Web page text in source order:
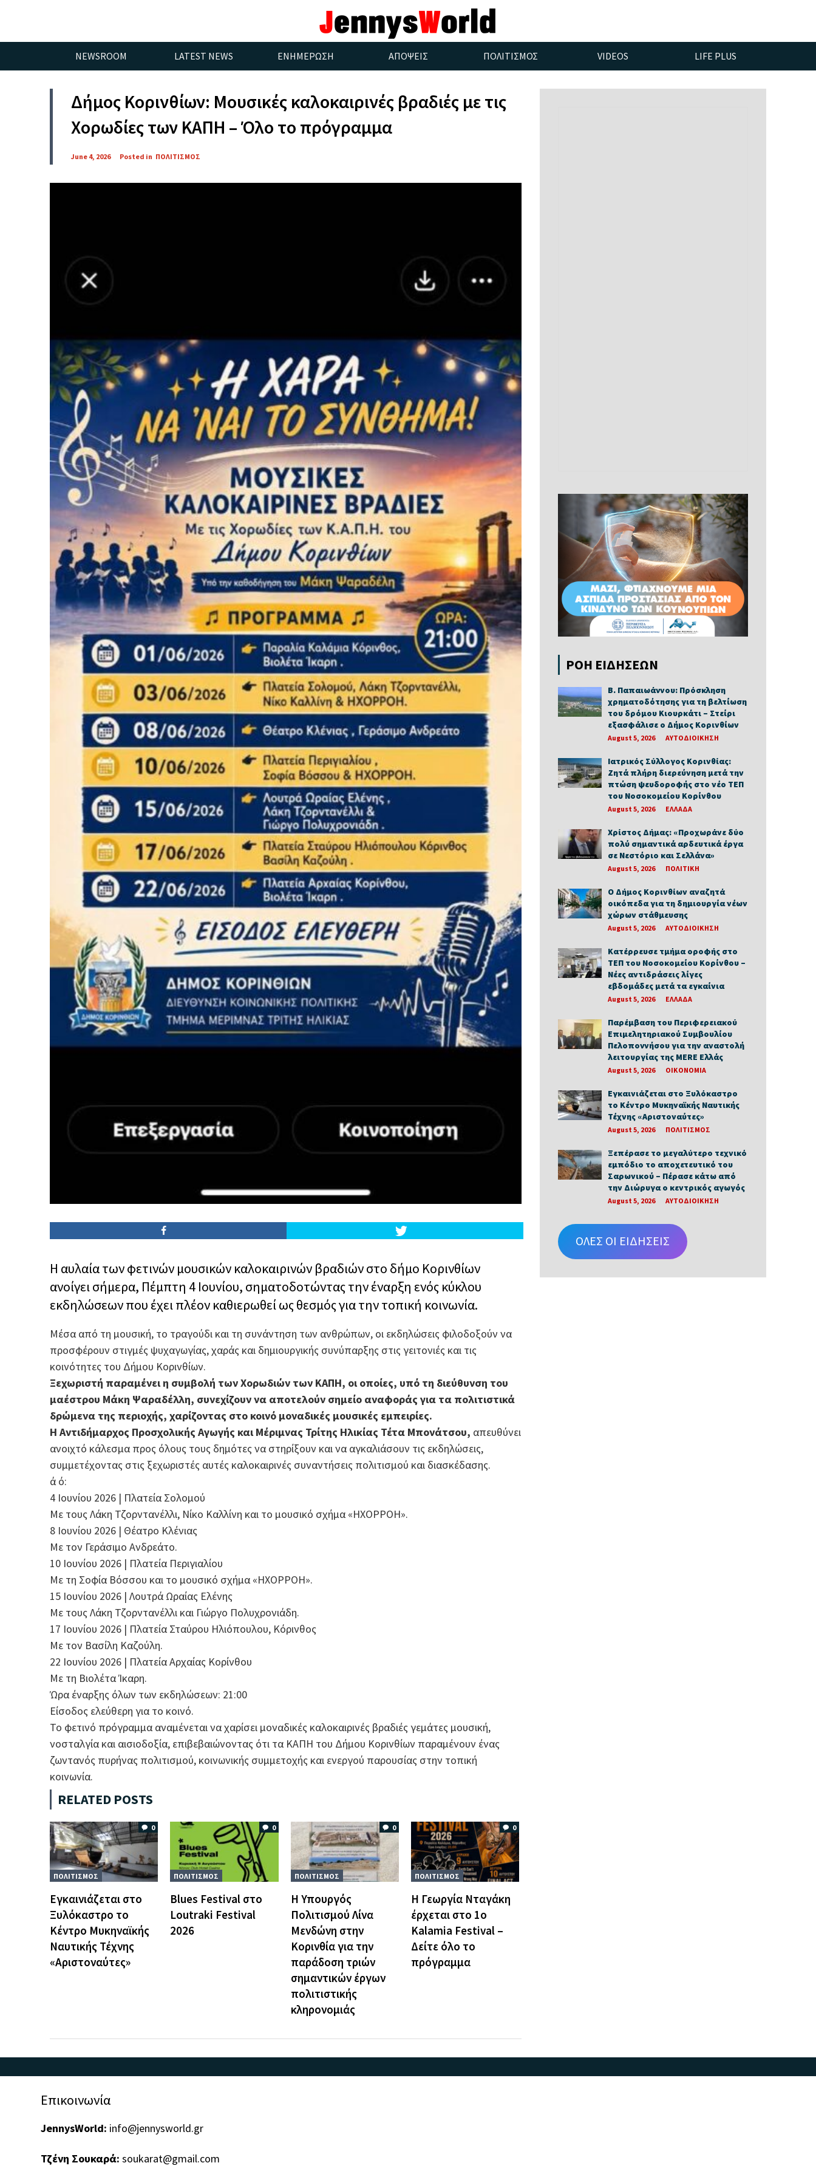
NEWSROOM LATEST NEWS ΕΝΗΜΕΡΩΣΗ ΑΠΟΨΕΙΣ ΠΟΛΙΤΙΣΜΟΣ VIDEOS LIFE PLUS
Δήμος Κορινθίων: Μουσικές καλοκαιρινές βραδιές με τις
Χορωδίες των ΚΑΠΗ – Όλο το πρόγραμμα
June 4, 2026 Posted in ΠΟΛΙΤΙΣΜΟΣ
Η αυλαία των φετινών μουσικών καλοκαιρινών βραδιών στο δήμο Κορινθίων
ανοίγει σήμερα, Πέμπτη 4 Ιουνίου, σηματοδοτώντας την έναρξη ενός κύκλου
εκδηλώσεων που έχει πλέον καθιερωθεί ως θεσμός για την τοπική κοινωνία.
Μέσα από τη μουσική, το τραγούδι και τη συνάντηση των ανθρώπων, οι εκδηλώσεις φιλοδοξούν να
προσφέρουν στιγμές ψυχαγωγίας, χαράς και δημιουργικής συνύπαρξης στις γειτονιές και τις
κοινότητες του Δήμου Κορινθίων.
Ξεχωριστή παραμένει η συμβολή των Χορωδιών των ΚΑΠΗ, οι οποίες, υπό τη διεύθυνση του
μαέστρου Μάκη Ψαραδέλλη, συνεχίζουν να αποτελούν σημείο αναφοράς για τα πολιτιστικά
δρώμενα της περιοχής, χαρίζοντας στο κοινό μοναδικές μουσικές εμπειρίες.
Η Αντιδήμαρχος Προσχολικής Αγωγής και Μέριμνας Τρίτης Ηλικίας Τέτα Μπονάτσου, απευθύνει
ανοιχτό κάλεσμα προς όλους τους δημότες να στηρίξουν και να αγκαλιάσουν τις εκδηλώσεις,
συμμετέχοντας στις ξεχωριστές αυτές καλοκαιρινές συναντήσεις πολιτισμού και διασκέδασης.
ά ό:
4 Ιουνίου 2026 | Πλατεία Σολομού
Με τους Λάκη Τζορντανέλλι, Νίκο Καλλίνη και το μουσικό σχήμα «ΗΧΟΡΡΟΗ».
8 Ιουνίου 2026 | Θέατρο Κλένιας
Με τον Γεράσιμο Ανδρεάτο.
10 Ιουνίου 2026 | Πλατεία Περιγιαλίου
Με τη Σοφία Βόσσου και το μουσικό σχήμα «ΗΧΟΡΡΟΗ».
15 Ιουνίου 2026 | Λουτρά Ωραίας Ελένης
Με τους Λάκη Τζορντανέλλι και Γιώργο Πολυχρονιάδη.
17 Ιουνίου 2026 | Πλατεία Σταύρου Ηλιόπουλου, Κόρινθος
Με τον Βασίλη Καζούλη.
22 Ιουνίου 2026 | Πλατεία Αρχαίας Κορίνθου
Με τη Βιολέτα Ίκαρη.
Ώρα έναρξης όλων των εκδηλώσεων: 21:00
Είσοδος ελεύθερη για το κοινό.
Το φετινό πρόγραμμα αναμένεται να χαρίσει μοναδικές καλοκαιρινές βραδιές γεμάτες μουσική,
νοσταλγία και αισιοδοξία, επιβεβαιώνοντας ότι τα ΚΑΠΗ του Δήμου Κορινθίων παραμένουν ένας
ζωντανός πυρήνας πολιτισμού, κοινωνικής συμμετοχής και ενεργού παρουσίας στην τοπική
κοινωνία.
RELATED POSTS
0
ΠΟΛΙΤΙΣΜΟΣ
Εγκαινιάζεται στο
Ξυλόκαστρο το
Κέντρο Μυκηναϊκής
Ναυτικής Τέχνης
«Αριστοναύτες»
0
ΠΟΛΙΤΙΣΜΟΣ
Blues Festival στο
Loutraki Festival
2026
0
ΠΟΛΙΤΙΣΜΟΣ
Η Υπουργός
Πολιτισμού Λίνα
Μενδώνη στην
Κορινθία για την
παράδοση τριών
σημαντικών έργων
πολιτιστικής
κληρονομιάς
0
ΠΟΛΙΤΙΣΜΟΣ
Η Γεωργία Νταγάκη
έρχεται στο 1ο
Κalamia Festival –
Δείτε όλο το
πρόγραμμα
ΡΟΗ ΕΙΔΗΣΕΩΝ
Β. Παπαιωάννου: Πρόσκληση
χρηματοδότησης για τη βελτίωση
του δρόμου Κιουρκάτι – Στείρι
εξασφάλισε ο Δήμος Κορινθίων
August 5, 2026 ΑΥΤΟΔΙΟΙΚΗΣΗ
Ιατρικός Σύλλογος Κορινθίας:
Ζητά πλήρη διερεύνηση μετά την
πτώση ψευδοροφής στο νέο ΤΕΠ
του Νοσοκομείου Κορίνθου
August 5, 2026 ΕΛΛΑΔΑ
Χρίστος Δήμας: «Προχωράνε δύο
πολύ σημαντικά αρδευτικά έργα
σε Νεστόριο και Σελλάνα»
August 5, 2026 ΠΟΛΙΤΙΚΗ
Ο Δήμος Κορινθίων αναζητά
οικόπεδα για τη δημιουργία νέων
χώρων στάθμευσης
August 5, 2026 ΑΥΤΟΔΙΟΙΚΗΣΗ
Κατέρρευσε τμήμα οροφής στο
ΤΕΠ του Νοσοκομείου Κορίνθου –
Νέες αντιδράσεις λίγες
εβδομάδες μετά τα εγκαίνια
August 5, 2026 ΕΛΛΑΔΑ
Παρέμβαση του Περιφερειακού
Επιμελητηριακού Συμβουλίου
Πελοποννήσου για την αναστολή
λειτουργίας της MERE Ελλάς
August 5, 2026 ΟΙΚΟΝΟΜΙΑ
Εγκαινιάζεται στο Ξυλόκαστρο
το Κέντρο Μυκηναϊκής Ναυτικής
Τέχνης «Αριστοναύτες»
August 5, 2026 ΠΟΛΙΤΙΣΜΟΣ
Ξεπέρασε το μεγαλύτερο τεχνικό
εμπόδιο το αποχετευτικό του
Σαρωνικού – Πέρασε κάτω από
την Διώρυγα ο κεντρικός αγωγός
August 5, 2026 ΑΥΤΟΔΙΟΙΚΗΣΗ
ΟΛΕΣ ΟΙ ΕΙΔΗΣΕΙΣ
Επικοινωνία
JennysWorld: info@jennysworld.gr
Τζένη Σουκαρά: soukarat@gmail.com